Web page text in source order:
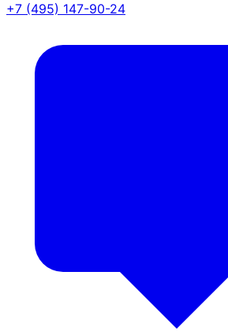
+7 (495) 147-90-24